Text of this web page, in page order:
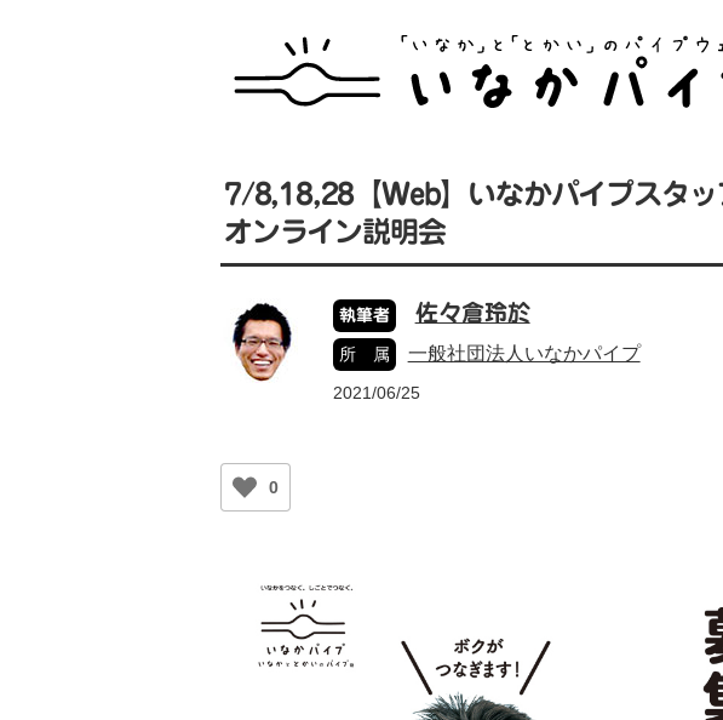
7/8,18,28【Web】いなかパイプスタッ
オンライン説明会
執筆者 佐々倉玲於
所 属 一般社団法人いなかパイプ
2021/06/25
0